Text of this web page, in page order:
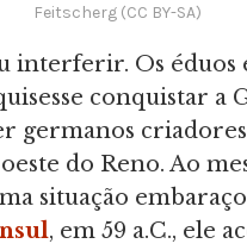
Feitscherg (CC BY-SA)
interferir. Os éduos
conquistar a
germanos
do Reno. Ao
situação
, em 59 a.C., ele